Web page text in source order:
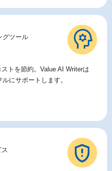
グツール
トを節約。Value AI Writerは
にサポートします。